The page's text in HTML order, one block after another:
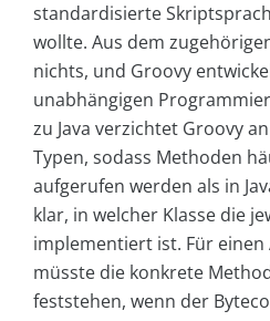
standardisierte
wollte. Aus dem
nichts, und Groovy
unabhängigen
zu Java verzichtet Groovy
Typen, sodass Methoden
aufgerufen werden als in
klar, in welcher Klasse die
implementiert ist. Für
müsste die konkrete
feststehen, wenn der